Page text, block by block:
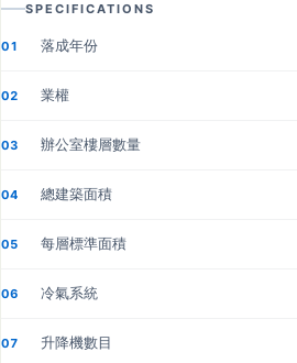
SPECIFICATIONS
01 落成年份
02 業權
03 辦公室樓層數量
04 總建築面積
05 每層標準面積
06 冷氣系統
07 升降機數目